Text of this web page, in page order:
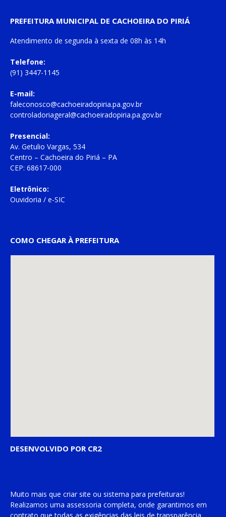
PREFEITURA MUNICIPAL DE CACHOEIRA DO PIRIÁ
Atendimento de segunda à sexta de 08h às 14h
Telefone:
(91) 3447-1145
E-mail:
faleconosco@cachoeiradopiria.pa.gov.br
controladoriageral@cachoeiradopiria.pa.gov.br
Presencial:
Av. Getulio Vargas, 534
Centro – Cachoeira do Piriá – PA
CEP: 68617-000
Eletrônico:
Ouvidoria / e-SIC
COMO CHEGAR À PREFEITURA
DESENVOLVIDO POR CR2
Muito mais que criar site ou sistema para prefeituras!
Realizamos uma assessoria completa, onde garantimos em